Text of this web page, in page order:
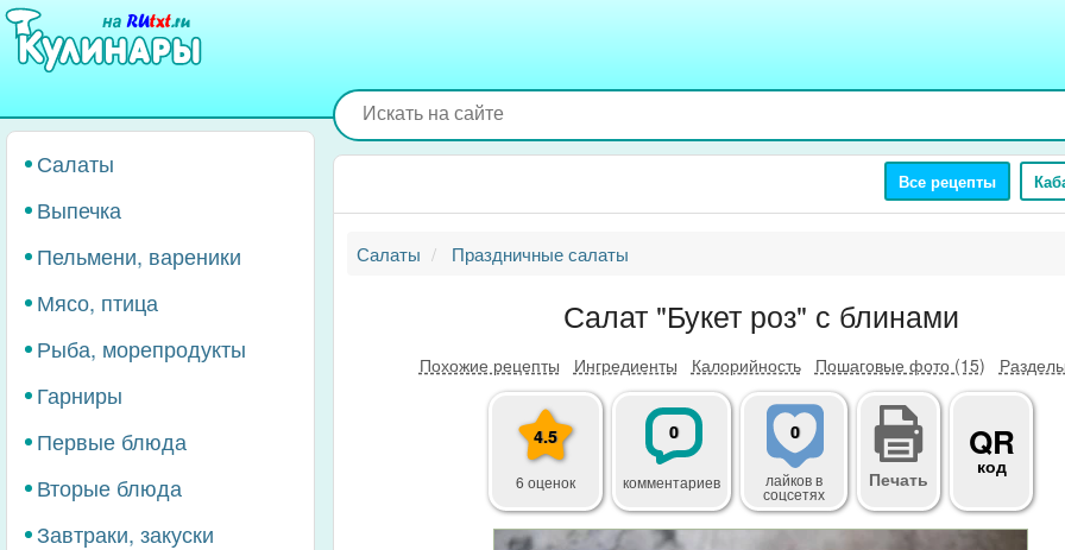
Перейти
основному
Салаты
Выпечка
Пельмени, вареники
Мясо, птица
Рыба, морепродукты
Гарниры
Первые блюда
Вторые блюда
Завтраки, закуски
Все рецепты
Салаты Праздничные салаты
Салат "Букет роз" с блинами
Похожие рецепты Ингредиенты Калорийность Пошаговые фото (15)
4.5
6 оценок
0
комментариев
0
лайковв
соцсетях
Печать
QR
код